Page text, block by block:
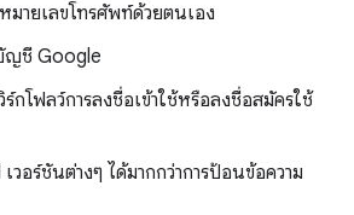
ายเลขโทรศัพท์ด้วยตนเอง
ญชี Google
ร์กโฟลว์การลงชื่อเข้าใช้หรือลงชื่อสมัครใช้
วอร์ชันต่างๆ ได้มากกว่าการป้อนข้อความ